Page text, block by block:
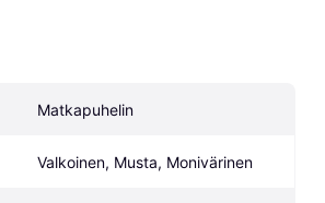
Matkapuhelin
Valkoinen, Musta, Monivärinen